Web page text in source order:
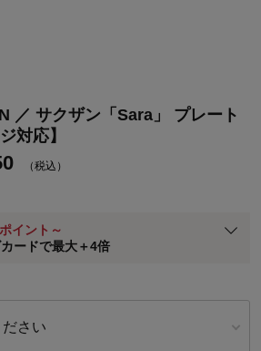
サクザン「Sara」 プレート
対応】
（税込）
イント～
ードで最大＋4倍
無料・返品引取無料！
について
ついて
引取無料（JCBのみ）
OFFクーポンプレゼント
イントはステージ倍率適用前の基本ポイント
さい